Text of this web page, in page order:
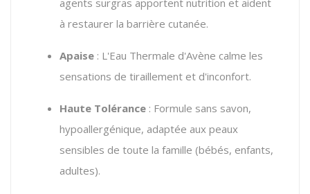
à restaurer la barrière cutanée.
Apaise : L'Eau Thermale d'Avène calme les
sensations de tiraillement et d'inconfort.
Haute Tolérance : Formule sans savon,
hypoallergénique, adaptée aux peaux
sensibles de toute la famille (bébés, enfants,
adultes).